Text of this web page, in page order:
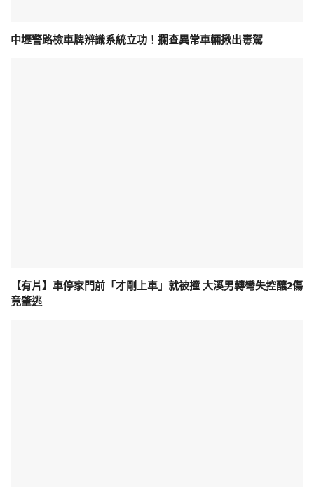
中壢警路檢車牌辨識系統立功！攔查異常車輛揪出毒駕
【有片】車停家門前「才剛上車」就被撞 大溪男轉彎失控釀2傷
竟肇逃